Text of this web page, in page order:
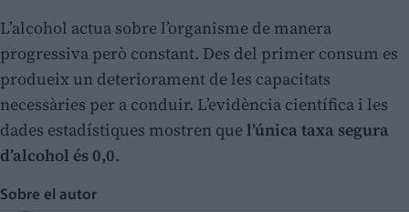
L’alcohol actua sobre l’organisme de manera
progressiva però constant. Des del primer consum es
produeix un deteriorament de les capacitats
necessàries per a conduir. L’evidència científica i les
dades estadístiques mostren quel’única taxa segura
d’alcohol és 0,0.
Sobre el autor